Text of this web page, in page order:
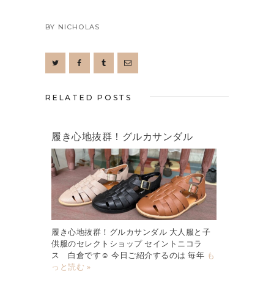
BY NICHOLAS
RELATED POSTS
履き心地抜群！グルカサンダル
履き心地抜群！グルカサンダル 大人服と子
供服のセレクトショップ セイントニコラ
ス 白倉です☺︎ 今日ご紹介するのは 毎年 も
っと読む »